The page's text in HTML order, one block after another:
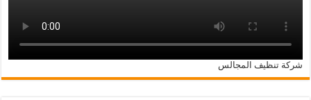
شركة تنظيف المجالس